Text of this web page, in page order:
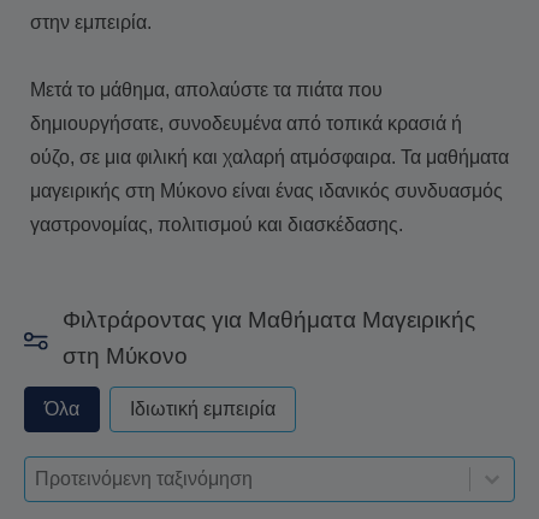
στην εμπειρία.
Μετά το μάθημα, απολαύστε τα πιάτα που
δημιουργήσατε, συνοδευμένα από τοπικά κρασιά ή
ούζο, σε μια φιλική και χαλαρή ατμόσφαιρα. Τα μαθήματα
μαγειρικής στη Μύκονο είναι ένας ιδανικός συνδυασμός
γαστρονομίας, πολιτισμού και διασκέδασης.
Φιλτράροντας για Μαθήματα Μαγειρικής
στη Μύκονο
privateorshared - always excude from apply
Όλα Ιδιωτική εμπειρία
Sort-deskop
Ταξινόμηση περιεχομένου
Ταξινόμηση περιεχομένου